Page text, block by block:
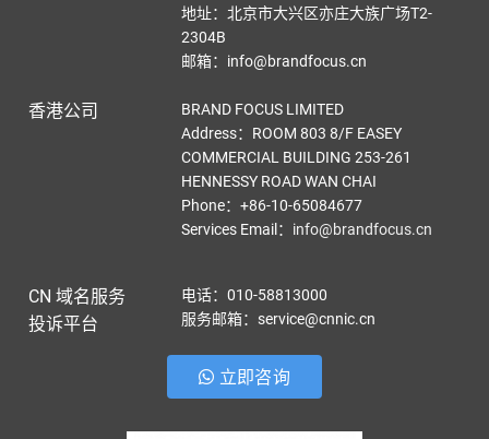
地址：北京市大兴区亦庄大族广场T2-
2304B
邮箱：info@brandfocus.cn
香港公司
BRAND FOCUS LIMITED
Address：ROOM 803 8/F EASEY
COMMERCIAL BUILDING 253-261
HENNESSY ROAD WAN CHAI
Phone：+86-10-65084677
Services Email ： info@brandfocus.cn
CN 域名服务
投诉平台
电话：010-58813000
服务邮箱：service@cnnic.cn
立即咨询